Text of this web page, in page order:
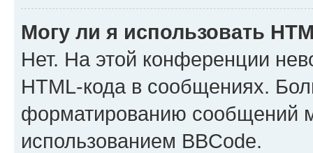
Могу ли я использовать
Нет. На этой конференции
HTML-кода в сообщениях.
форматированию сообщений
использованием BBCode.